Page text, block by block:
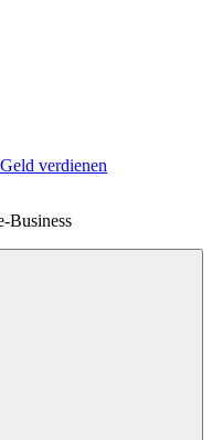
verdienen
Business